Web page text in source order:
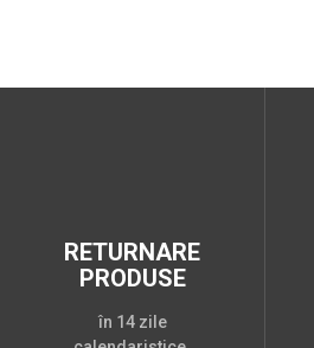
RETURNARE
PRODUSE
în 14 zile